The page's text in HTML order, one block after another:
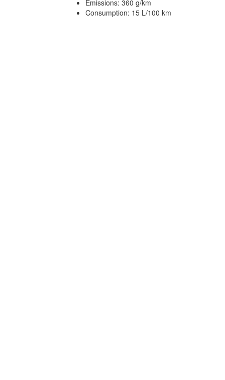
Emissions: 360 g/km
Consumption: 15 L/100 km